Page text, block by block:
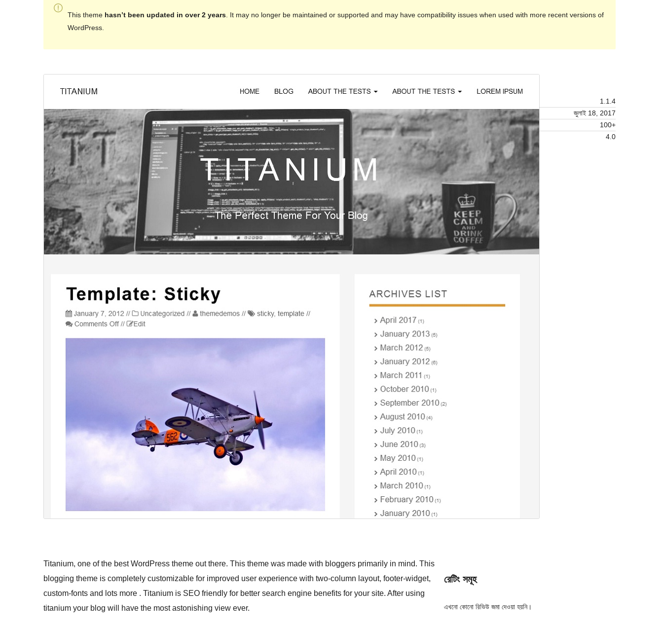
This theme hasn’t been updated in over 2 years. It may no longer be maintained or supported and may have compatibility issues when used with more recent versions of
WordPress.
1.1.4
সর্বশেষ হালনাগাদ
জুলাই 18, 2017
সক্রিয় ইনস্টলেশনসমূহ
100+
ওয়ার্ডপ্রেস সংস্করণ
4.0
Titanium, one of the best WordPress theme out there. This theme was made with bloggers primarily in mind. This
blogging theme is completely customizable for improved user experience with two-column layout, footer-widget,
custom-fonts and lots more . Titanium is SEO friendly for better search engine benefits for your site. After using
titanium your blog will have the most astonishing view ever.
রেটিং সমূহ
এখনো কোনো রিভিউ জমা দেওয়া হয়নি।